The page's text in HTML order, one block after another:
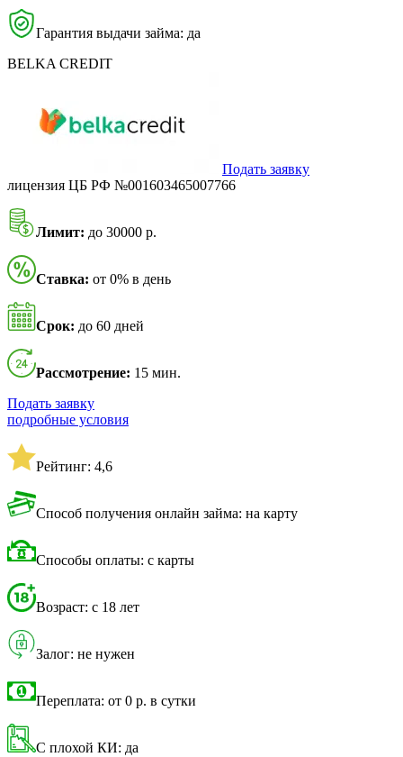
Гарантия выдачи займа: да
BELKA CREDIT
Подать заявку
лицензия ЦБ РФ №001603465007766
Лимит: до 30000 р.
Ставка: от 0% в день
Срок: до 60 дней
Рассмотрение: 15 мин.
Подать заявку
подробные условия
Рейтинг: 4,6
Способ получения онлайн займа: на карту
Способы оплаты: с карты
Возраст: с 18 лет
Залог: не нужен
Переплата: от 0 р. в сутки
С плохой КИ: да